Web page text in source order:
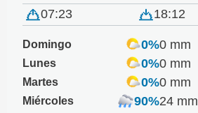
07:23 18:12
Domingo 0%0 mm
Lunes
0%0 mm
Martes
0%0 mm
Miércoles
90%24 mm